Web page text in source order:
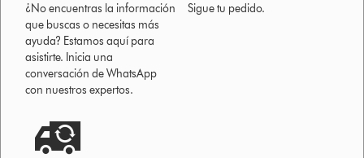
¿No encuentras la información
que buscas o necesitas más
ayuda? Estamos aquí para
asistirte. Inicia una
conversación de WhatsApp
con nuestros expertos.
Sigue tu pedido.